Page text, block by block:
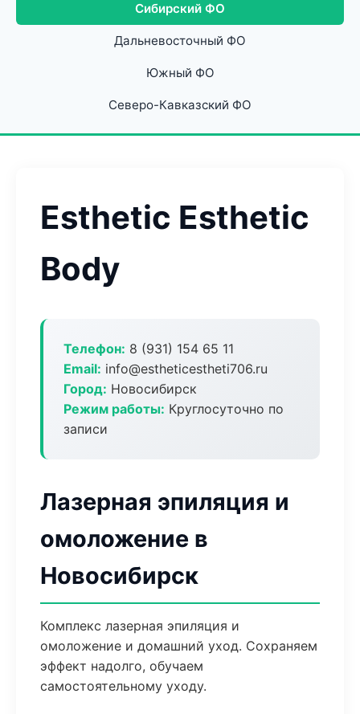
Сибирский ФО
Дальневосточный ФО
Южный ФО
Северо-Кавказский ФО
Esthetic Esthetic
Body
Телефон: 8 (931) 154 65 11
Email: info@estheticestheti706.ru
Город: Новосибирск
Режим работы: Круглосуточно по
записи
Лазерная эпиляция и
омоложение в
Новосибирск
Комплекс лазерная эпиляция и
омоложение и домашний уход. Сохраняем
эффект надолго, обучаем
самостоятельному уходу.